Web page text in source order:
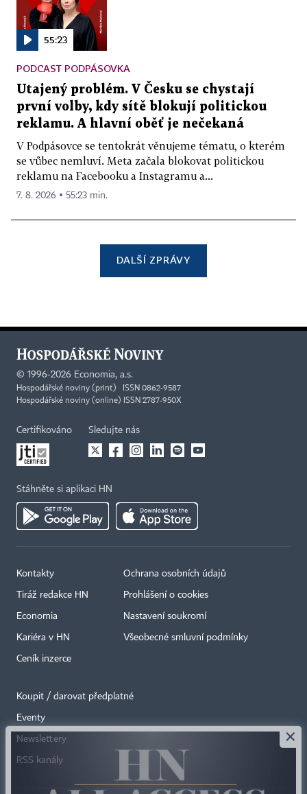
55:23
PODCAST PODPÁSOVKA
Utajený problém. V Česku se chystají
první volby, kdy sítě blokují politickou
reklamu. A hlavní oběť je nečekaná
V Podpásovce se tentokrát věnujeme tématu, o kterém
se vůbec nemluví. Meta začala blokovat politickou
reklamu na Facebooku a Instagramu a...
7. 8. 2026 ▪ 55:23 min.
DALŠÍ ZPRÁVY
© 1996-2026 Economia, a.s.
Hospodářské noviny (print) ISSN 0862-9587
Hospodářské noviny (online) ISSN 2787-950X
Certifikováno Sledujte nás
Stáhněte si aplikaci HN
Kontakty
Tiráž redakce HN
Economia
Kariéra v HN
Ceník inzerce
Ochrana osobních údajů
Prohlášení o cookies
Nastavení soukromí
Všeobecné smluvní podmínky
Koupit / darovat předplatné
Eventy
Newslettery
RSS kanály
×